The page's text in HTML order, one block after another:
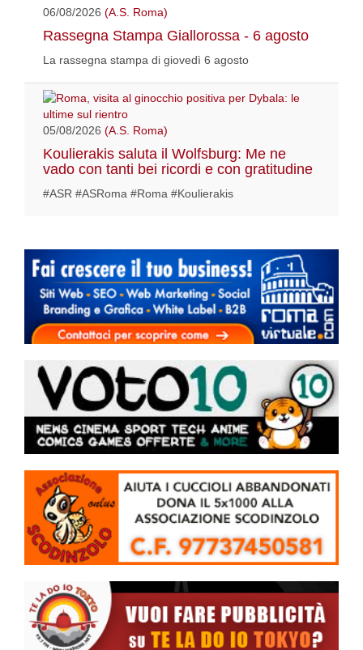
06/08/2026 (A.S. Roma)
Rassegna Stampa Giallorossa - 6 agosto
La rassegna stampa di giovedì 6 agosto
05/08/2026 (A.S. Roma)
Koulierakis saluta il Wolfsburg: Me ne
vado con tanti bei ricordi e con gratitudine
#ASR #ASRoma #Roma #Koulierakis